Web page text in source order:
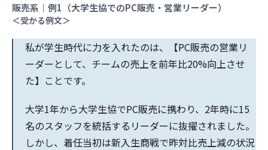
販売系｜例1（大学生協でのPC販売・営業リーダー）
＜受かる例文＞
私が学生時代に力を入れたのは、【PC販売の営業リ
ーダーとして、チームの売上を前年比20%向上させ
た】ことです。
大学1年から大学生協でPC販売に携わり、2年時に15
名のスタッフを統括するリーダーに抜擢されました。
しかし、着任当初は新入生商戦で昨対比売上減の状況